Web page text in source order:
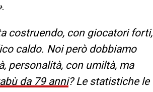
.
costruendo, con giocatori forti,
caldo. Noi però dobbiamo
personalità, con umiltà, ma
da 79 anni? Le statistiche le